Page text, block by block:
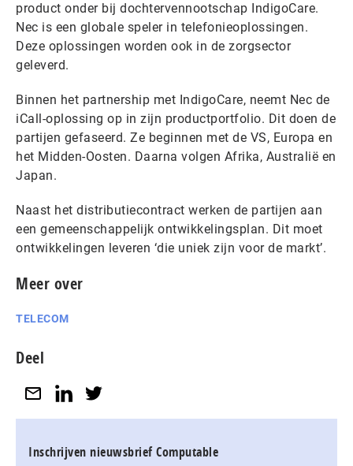
product onder bij dochtervennootschap IndigoCare.
Nec is een globale speler in telefonieoplossingen.
Deze oplossingen worden ook in de zorgsector
geleverd.
Binnen het partnership met IndigoCare, neemt Nec de
iCall-oplossing op in zijn productportfolio. Dit doen de
partijen gefaseerd. Ze beginnen met de VS, Europa en
het Midden-Oosten. Daarna volgen Afrika, Australië en
Japan.
Naast het distributiecontract werken de partijen aan
een gemeenschappelijk ontwikkelingsplan. Dit moet
ontwikkelingen leveren ‘die uniek zijn voor de markt’.
Meer over
TELECOM
Deel
Inschrijven nieuwsbrief Computable